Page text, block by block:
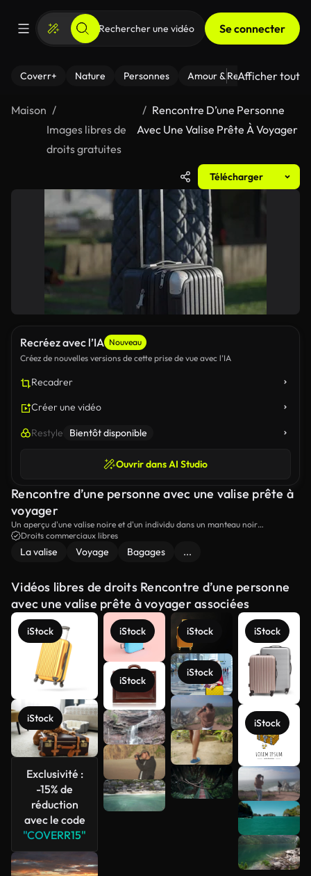
Se connecter
Coverr+ Nature Personnes Amour & Relations Le
Afficher tout
Maison
Images libres de
droits gratuites
Rencontre D’une Personne
Avec Une Valise Prête À Voyager
Télécharger
Recréez avec l’IA Nouveau
Créez de nouvelles versions de cette prise de vue avec l’IA
Recadrer
Créer une vidéo
Restyle Bientôt disponible
Ouvrir dans AI Studio
Rencontre d’une personne avec une valise prête à
voyager
Un aperçu d'une valise noire et d'un individu dans un manteau noir
quilté.L'individu se tient prêt contre un fond extérieur flou, suggérant le début
d'un voyage.
Droits commerciaux libres
La valise Voyage Bagages ...
Vidéos libres de droits Rencontre d’une personne
avec une valise prête à voyager associées
iStock
iStock
Exclusivité :
-15% de
réduction
avec le code
"COVERR15"
iStock
iStock
iStock
iStock
iStock
iStock
Voir plus